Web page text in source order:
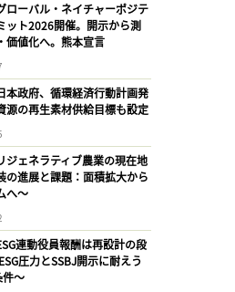
ローバル・ネイチャーポジテ
ット2026開催。開示から測
価値化へ。熊本宣言
本政府、循環経済行動計画発
源の再生素材供給目標も設定
ジェネラティブ農業の現在地
の進展と課題：面積拡大から
へ〜
連動役員報酬は再設計の段
圧力とSSBJ開示に耐えう
〜